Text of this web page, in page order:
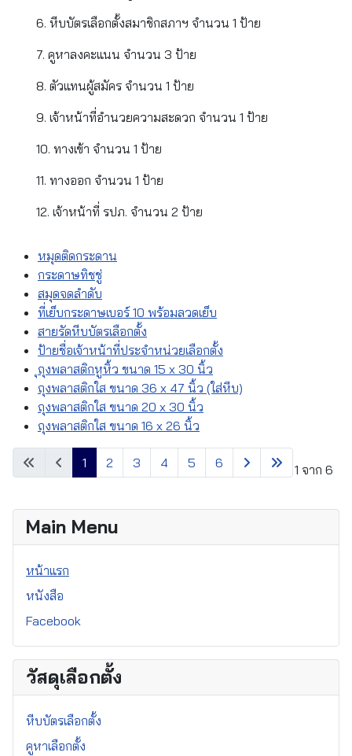
6. หีบบัตรเลือกตั้งสมาชิกสภาฯ จำนวน 1 ป้าย
7. คูหาลงคะแนน จำนวน 3 ป้าย
8. ตัวแทนผู้สมัคร จำนวน 1 ป้าย
9. เจ้าหน้าที่อำนวยความสะดวก จำนวน 1 ป้าย
10. ทางเข้า จำนวน 1 ป้าย
11. ทางออก จำนวน 1 ป้าย
12. เจ้าหน้าที่ รปภ. จำนวน 2 ป้าย
หมุดติดกระดาน
กระดาษทิชชู่
สมุดจดลำดับ
ที่เย็บกระดาษเบอร์ 10 พร้อมลวดเย็บ
สายรัดหีบบัตรเลือกตั้ง
ป้ายชื่อเจ้าหน้าที่ประจำหน่วยเลือกตั้ง
ุถุงพลาสติกหูหิ้ว ขนาด 15 x 30 นิ้ว
ถุงพลาสติกใส ขนาด 36 x 47 นิ้ว (ใส่หีบ)
ถุงพลาสติกใส ขนาด 20 x 30 นิ้ว
ถุงพลาสติกใส ขนาด 16 x 26 นิ้ว
หน้า 1 จาก 6
1 2 3 4 5 6
Main Menu
หน้าแรก
หนังสือ
Facebook
วัสดุเลือกตั้ง
หีบบัตรเลือกตั้ง
คูหาเลือกตั้ง